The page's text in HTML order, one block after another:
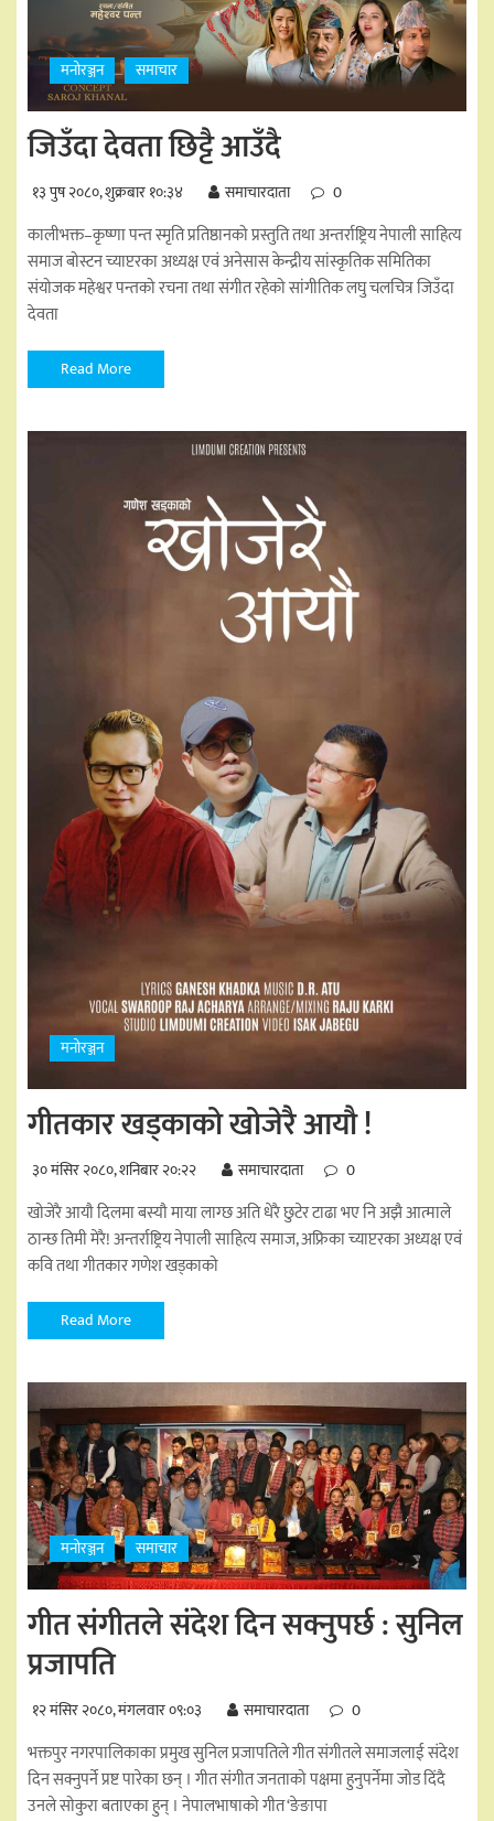
मनोरञ्जन समाचार
जिउँदा देवता छिट्टै आउँदै
१३ पुष २०८०, शुक्रबार १०:३४ समाचारदाता 0
कालीभक्त–कृष्णा पन्त स्मृति प्रतिष्ठानको प्रस्तुति तथा अन्तर्राष्ट्रिय नेपाली साहित्य
समाज बोस्टन च्याप्टरका अध्यक्ष एवं अनेसास केन्द्रीय सांस्कृतिक समितिका
संयोजक महेश्वर पन्तको रचना तथा संगीत रहेको सांगीतिक लघु चलचित्र जिउँदा
देवता
Read More
मनोरञ्जन
गीतकार खड्काको खोजेरै आयौ !
३० मंसिर २०८०, शनिबार २०:२२ समाचारदाता 0
खोजेरै आयौ दिलमा बस्यौ माया लाग्छ अति धेरै छुटेर टाढा भए नि अझै आत्माले
ठान्छ तिमी मेरै! अन्तर्राष्ट्रिय नेपाली साहित्य समाज, अफ्रिका च्याप्टरका अध्यक्ष एवं
कवि तथा गीतकार गणेश खड्काको
Read More
मनोरञ्जन समाचार
गीत संगीतले संदेश दिन सक्नुपर्छ : सुनिल
प्रजापति
१२ मंसिर २०८०, मंगलवार ०९:०३ समाचारदाता 0
भक्तपुर नगरपालिकाका प्रमुख सुनिल प्रजापतिले गीत संगीतले समाजलाई संदेश
दिन सक्नुपर्ने प्रष्ट पारेका छन् । गीत संगीत जनताको पक्षमा हुनुपर्नेमा जोड दिंदै
उनले सोकुरा बताएका हुन् । नेपालभाषाको गीत ‘ङेङापा